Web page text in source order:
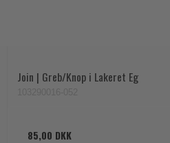
Join | Greb/Knop i Lakeret Eg
85,00 DKK